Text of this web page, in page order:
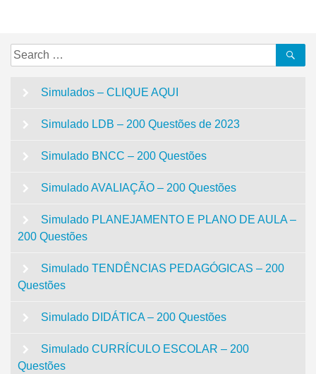
Search
for:
Simulados – CLIQUE AQUI
Simulado LDB – 200 Questões de 2023
Simulado BNCC – 200 Questões
Simulado AVALIAÇÃO – 200 Questões
Simulado PLANEJAMENTO E PLANO DE AULA –
200 Questões
Simulado TENDÊNCIAS PEDAGÓGICAS – 200
Questões
Simulado DIDÁTICA – 200 Questões
Simulado CURRÍCULO ESCOLAR – 200
Questões